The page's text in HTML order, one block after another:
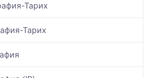
Тарих
Тарих